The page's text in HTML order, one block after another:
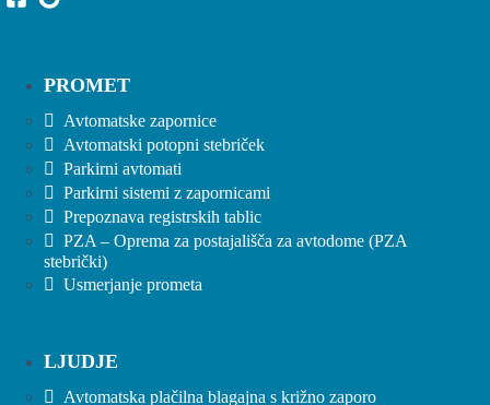
PROMET
Avtomatske zapornice
Avtomatski potopni stebriček
Parkirni avtomati
Parkirni sistemi z zapornicami
Prepoznava registrskih tablic
PZA – Oprema za postajališča za avtodome (PZA
stebrički)
Usmerjanje prometa
LJUDJE
Avtomatska plačilna blagajna s križno zaporo